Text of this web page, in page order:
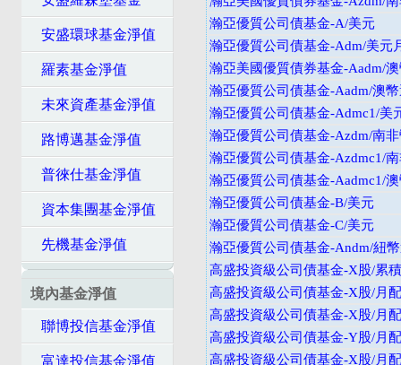
安盛環球基金淨值
羅素基金淨值
未來資產基金淨值
路博邁基金淨值
普徠仕基金淨值
資本集團基金淨值
先機基金淨值
境內基金淨值
聯博投信基金淨值
富達投信基金淨值
瀚亞優質公司債基金-A/美元
瀚亞優質公司債基金-Adm/美元
瀚亞美國優質債券基金-Aadm/
瀚亞優質公司債基金-Aadm/澳
瀚亞優質公司債基金-Admc1/美
瀚亞優質公司債基金-Azdm/南
瀚亞優質公司債基金-Azdmc1/
瀚亞優質公司債基金-Aadmc1/
瀚亞優質公司債基金-B/美元
瀚亞優質公司債基金-C/美元
瀚亞優質公司債基金-Andm/紐
高盛投資級公司債基金-X股/累
高盛投資級公司債基金-X股/月
高盛投資級公司債基金-X股/月
高盛投資級公司債基金-Y股/月
高盛投資級公司債基金-X股/月